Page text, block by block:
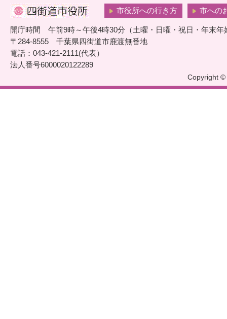
市役所への行き方 市への
開庁時間 午前9時～午後4時30分（土曜・日曜・祝日・年末年
〒284-8555 千葉県四街道市鹿渡無番地
電話：043-421-2111(代表）
法人番号6000020122289
Copyright ©